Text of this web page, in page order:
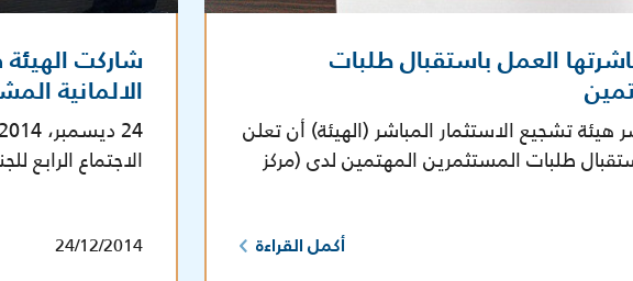
العمل باستقبال طلبات
2014: يسر هيئة تشجيع الاستثمار المباشر (الهيئة) أن تعلن
طلبات المستثمرين المهتمين لدى (مركز
أكمل القراءة
شاركت الهيئة
الالمانية
الاجتماع الرابع
24/12/2014